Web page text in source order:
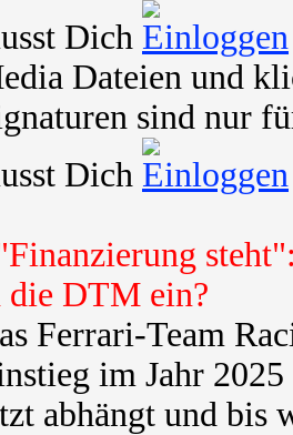
Dich
Dateien und
sind nur
Dich
die DTM ein?
Ferrari-Team
im Jahr
abhängt und bis